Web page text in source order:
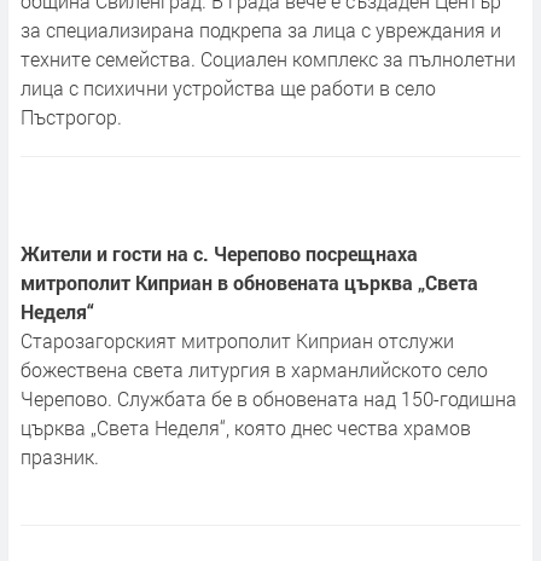
за специализирана подкрепа за лица с увреждания и
техните семейства. Социален комплекс за пълнолетни
лица с психични устройства ще работи в село
Пъстрогор.
Жители и гости на с. Черепово посрещнаха
митрополит Киприан в обновената църква „Света
Неделя“
Старозагорският митрополит Киприан отслужи
божествена света литургия в харманлийското село
Черепово. Службата бе в обновената над 150-годишна
църква „Света Неделя“, която днес чества храмов
празник.